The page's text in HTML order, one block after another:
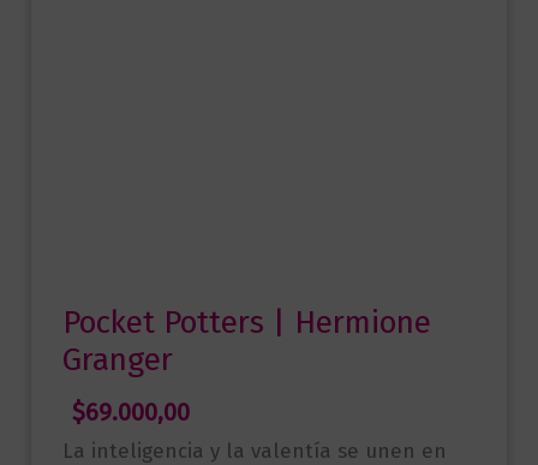
Pocket Potters | Hermione
Granger
$69.000,00
La inteligencia y la valentía se unen en